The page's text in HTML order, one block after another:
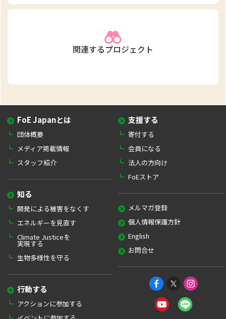
関連するプロジェクト
FoE Japanとは
団体概要
メディア掲載情報
スタッフ紹介
知る
開発による被害をなくす
エネルギーを見直す
Climate Justiceを
実現する
生物多様性を守る
行動する
アクションに参加する
支援する
寄付する
会員になる
法人の方向け
FoEストア
メルマガ登録
個人情報保護方針
English
お問合せ